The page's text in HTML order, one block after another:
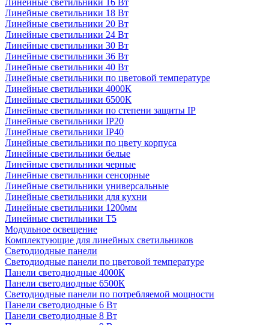
Линейные светильники 16 Вт
Линейные светильники 18 Вт
Линейные светильники 20 Вт
Линейные светильники 24 Вт
Линейные светильники 30 Вт
Линейные светильники 36 Вт
Линейные светильники 40 Вт
Линейные светильники по цветовой температуре
Линейные светильники 4000К
Линейные светильники 6500К
Линейные светильники по степени защиты IP
Линейные светильники IP20
Линейные светильники IP40
Линейные светильники по цвету корпуса
Линейные светильники белые
Линейные светильники черные
Линейные светильники сенсорные
Линейные светильники универсальные
Линейные светильники для кухни
Линейные светильники 1200мм
Линейные светильники Т5
Модульное освещение
Комплектующие для линейных светильников
Светодиодные панели
Светодиодные панели по цветовой температуре
Панели светодиодные 4000К
Панели светодиодные 6500К
Светодиодные панели по потребляемой мощности
Панели светодиодные 6 Вт
Панели светодиодные 8 Вт